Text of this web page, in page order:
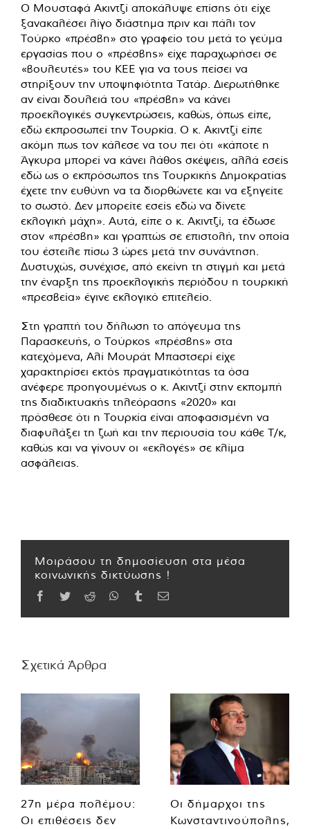
Ο Μουσταφά Ακιντζί αποκάλυψε επίσης ότι είχε
ξανακαλέσει λίγο διάστημα πριν και πάλι τον
Τούρκο «πρέσβη» στο γραφείο του μετά το γεύμα
εργασίας που ο «πρέσβης» είχε παραχωρήσει σε
«βουλευτές» του ΚΕΕ για να τους πείσει να
στηρίξουν την υποψηφιότητα Τατάρ. Διερωτήθηκε
αν είναι δουλειά του «πρέσβη» να κάνει
προεκλογικές συγκεντρώσεις, καθώς, όπως είπε,
εδώ εκπροσωπεί την Τουρκία. Ο κ. Ακιντζί είπε
ακόμη πως τον κάλεσε να του πει ότι «κάποτε η
Άγκυρα μπορεί να κάνει λάθος σκέψεις, αλλά εσείς
εδώ ως ο εκπρόσωπος της Τουρκικής Δημοκρατίας
έχετε την ευθύνη να τα διορθώνετε και να εξηγείτε
το σωστό. Δεν μπορείτε εσείς εδώ να δίνετε
εκλογική μάχη». Αυτά, είπε ο κ. Ακιντζί, τα έδωσε
στον «πρέσβη» και γραπτώς σε επιστολή, την οποία
του έστειλε πίσω 3 ώρες μετά την συνάντηση.
Δυστυχώς, συνέχισε, από εκείνη τη στιγμή και μετά
την έναρξη της προεκλογικής περιόδου η τουρκική
«πρεσβεία» έγινε εκλογικό επιτελείο.
Στη γραπτή του δήλωση το απόγευμα της
Παρασκευής, ο Τούρκος «πρέσβης» στα
κατεχόμενα, Αλί Μουράτ Μπαστσερί είχε
χαρακτηρίσει εκτός πραγματικότητας τα όσα
ανέφερε προηγουμένως ο κ. Ακιντζί στην εκπομπή
της διαδικτυακής τηλεόρασης «2020» και
πρόσθεσε ότι η Τουρκία είναι αποφασισμένη να
διαφυλάξει τη ζωή και την περιουσία του κάθε Τ/κ,
καθώς και να γίνουν οι «εκλογές» σε κλίμα
ασφάλειας.
Μοιράσου τη δημοσίευση στα μέσα
κοινωνικής δικτύωσης !
Facebook
TwitterReddit WhatsApp
TumblrEmail
Σχετικά Άρθρα
27η μέρα πολέμου:
Οι επιθέσεις δεν
Οι δήμαρχοι της
Κωνσταντινούπολης,